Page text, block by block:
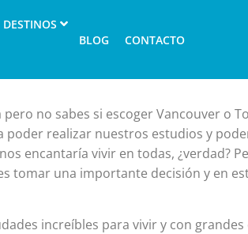
DESTINOS
BLOG
CONTACTO
no sabes si escoger Vancouver o
poder realizar nuestros estudios y
encantaría vivir en todas, ¿verdad?
tomar una importante decisión y en
increíbles para vivir y con